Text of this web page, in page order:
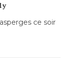
ce soir